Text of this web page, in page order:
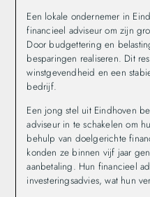
Een lokale ondernemer in
financieel adviseur om zijn
Door budgettering en
besparingen realiseren. Dit
winstgevendheid en een
bedrijf.
Een jong stel uit Eindhoven
adviseur in te schakelen om
behulp van doelgerichte
konden ze binnen vijf jaar
aanbetaling. Hun financieel
investeringsadvies, wat hun